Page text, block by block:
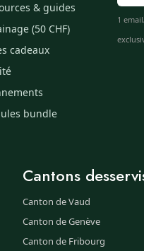
& guides
(50 CHF)
cadeaux
bundle
1
Cantons
Canton de Vaud
Canton de Genève
Canton de Fribourg